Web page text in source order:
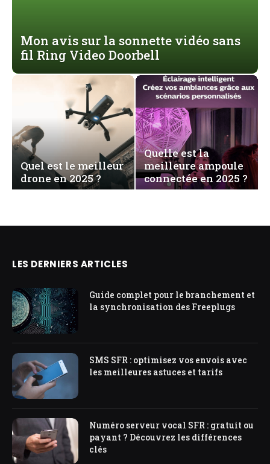
Mon avis sur la sonnette vidéo sans
fil Ring Video Doorbell
Quel est le meilleur
drone en 2025 ?
Quelle est la
meilleure ampoule
connectée en 2025 ?
LES DERNIERS ARTICLES
Guide complet pour le branchement et
la synchronisation des Freeplugs
SMS SFR : optimisez vos envois avec
les meilleures astuces et tarifs
Numéro serveur vocal SFR : gratuit ou
payant ? Découvrez les différences
clés